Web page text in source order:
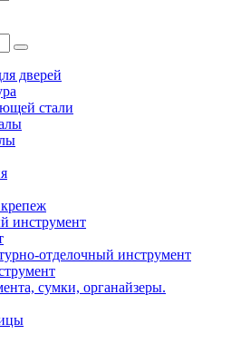
дверей
стали
инструмент
отделочный инструмент
сумки, органайзеры.